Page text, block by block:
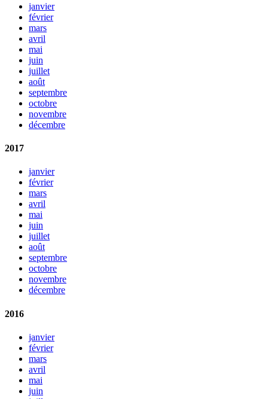
janvier
février
mars
avril
mai
juin
juillet
août
septembre
octobre
novembre
décembre
2017
janvier
février
mars
avril
mai
juin
juillet
août
septembre
octobre
novembre
décembre
2016
janvier
février
mars
avril
mai
juin